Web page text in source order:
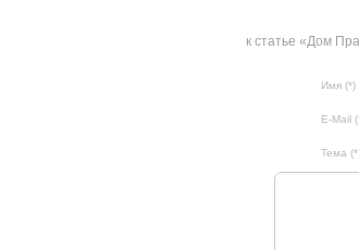
к статье «Дом
Имя (*)
E-Mail
Тема